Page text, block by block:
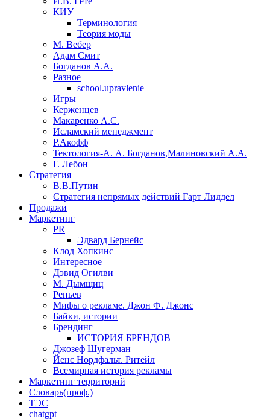
КИУ
Терминология
Теория моды
М. Вебер
Адам Смит
Богданов А.А.
Разное
school.upravlenie
Игры
Керженцев
Макаренко А.С.
Исламский менеджмент
Р.Акофф
Тектология-А. А. Богданов,Малиновский А.А.
​Г. Лебон
Стратегия
В.В.Путин
​Стратегия непрямых действий Гарт Лиддел
Продажи
Маркетинг
PR
Эдвард Бернейс
Клод Хопкинс
Интересное
Дэвид Огилви
М. Дымщиц
Репьев
Мифы о рекламе. Джон Ф. Джонс
Байки, истории
Брендинг
ИСТОРИЯ БРЕНДОВ
Джозеф Шугерман
​Йенс Нордфальт. Ритейл
Всемирная история рекламы
Маркетинг территорий
Словарь(проф.)
ТЭС
chatgpt